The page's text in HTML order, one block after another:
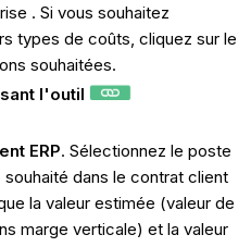
. Si vous souhaitez
types de coûts, cliquez sur le
souhaitées.
l'outil
ERP. Sélectionnez le poste
dans le contrat client
la valeur estimée (valeur de
marge verticale) et la valeur